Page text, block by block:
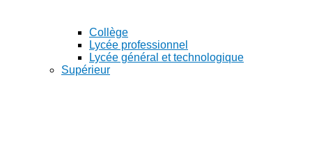
Collège
Lycée professionnel
Lycée général et technologique
Supérieur